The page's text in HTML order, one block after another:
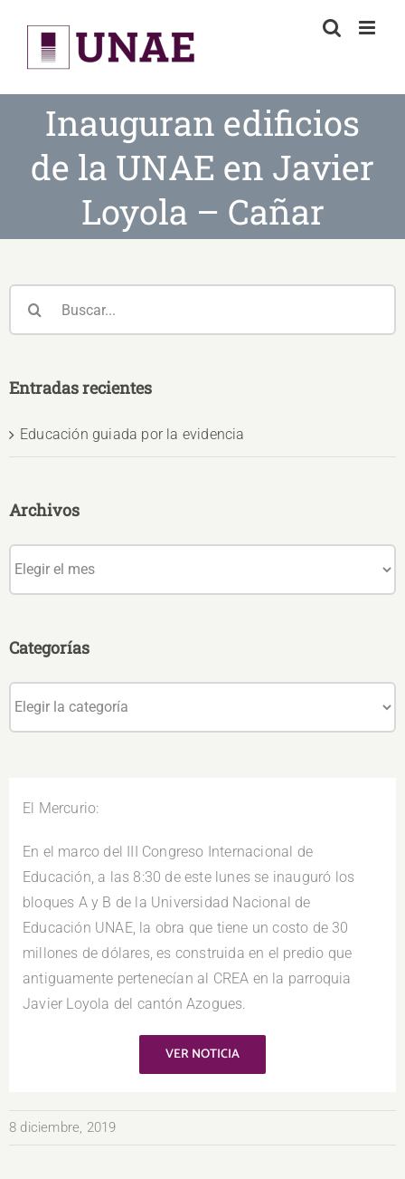
content
Inauguran edificios
de la UNAE en Javier
Loyola – Cañar
El Mercurio:
En el marco del III Congreso Internacional de
Educación, a las 8:30 de este lunes se inauguró los
bloques A y B de la Universidad Nacional de
Educación UNAE, la obra que tiene un costo de 30
millones de dólares, es construida en el predio que
antiguamente pertenecían al CREA en la parroquia
Javier Loyola del cantón Azogues.
VER NOTICIA
8 diciembre, 2019
Entradas recientes
Educación guiada por la evidencia
Archivos
Categorías